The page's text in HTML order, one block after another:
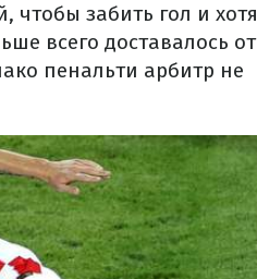
чтобы забить гол и хотя
всего доставалось от
пенальти арбитр не